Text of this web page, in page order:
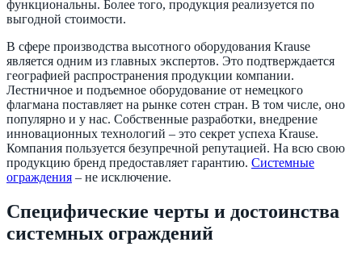
функциональны. Более того, продукция реализуется по
выгодной стоимости.
В сфере производства высотного оборудования Krause
является одним из главных экспертов. Это подтверждается
географией распространения продукции компании.
Лестничное и подъемное оборудование от немецкого
флагмана поставляет на рынке сотен стран. В том числе, оно
популярно и у нас. Собственные разработки, внедрение
инновационных технологий – это секрет успеха Krause.
Компания пользуется безупречной репутацией. На всю свою
продукцию бренд предоставляет гарантию. Системные
ограждения – не исключение.
Специфические черты и достоинства
системных ограждений